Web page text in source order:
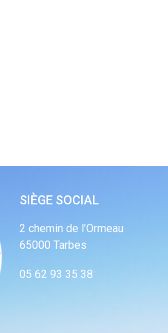
SIÈGE SOCIAL
2 chemin de l’Ormeau
65000 Tarbes
05 62 93 35 38